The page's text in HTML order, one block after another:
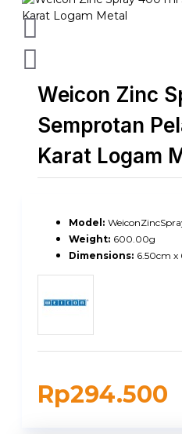
Weicon Zinc
Semprotan
Karat Logam
Rp294.500
Model:
Weight: 600.00g
Dimensions: 6.50cm x